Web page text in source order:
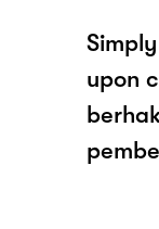
upon